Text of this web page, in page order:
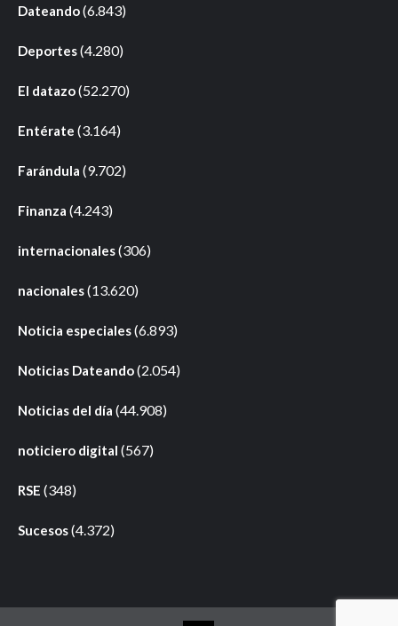
Dateando(6.843)
Deportes(4.280)
El datazo(52.270)
Entérate (3.164)
Farándula (9.702)
Finanza (4.243)
internacionales(306)
nacionales(13.620)
Noticia especiales(6.893)
Noticias Dateando(2.054)
Noticias del día (44.908)
noticiero digital (567)
RSE (348)
Sucesos(4.372)